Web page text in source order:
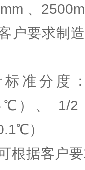
、
户要求制
标准分度
）、 1/
）
根据客户